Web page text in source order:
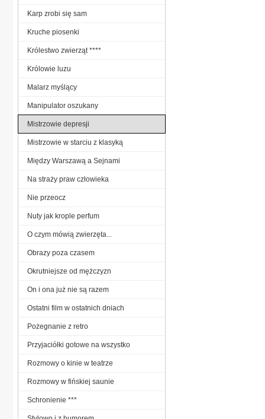
Karp zrobi się sam
Kruche piosenki
Królestwo zwierząt ****
Królowie luzu
Malarz myślący
Manipulator oszukany
Mistrzowie depresji
Mistrzowie w starciu z klasyką
Między Warszawą a Sejnami
Na straży praw człowieka
Nie przeocz
Nuty jak krople perfum
O czym mówią zwierzęta...
Obrazy poza czasem
Okrutniejsze od mężczyzn
On i ona już nie są razem
Ostatni film w ostatnich dniach
Pożegnanie z retro
Przyjaciółki gotowe na wszystko
Rozmowy o kinie w teatrze
Rozmowy w fińskiej saunie
Schronienie ***